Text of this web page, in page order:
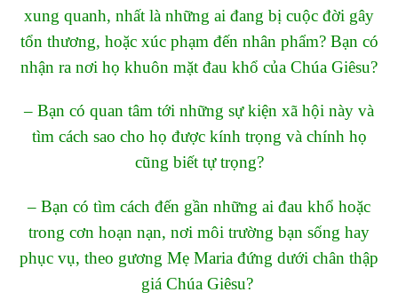
xung quanh, nhất là những ai đang bị cuộc đời gây
tổn thương, hoặc xúc phạm đến nhân phẩm? Bạn có
nhận ra nơi họ khuôn mặt đau khổ của Chúa Giêsu?
– Bạn có quan tâm tới những sự kiện xã hội này và
tìm cách sao cho họ được kính trọng và chính họ
cũng biết tự trọng?
– Bạn có tìm cách đến gần những ai đau khổ hoặc
trong cơn hoạn nạn, nơi môi trường bạn sống hay
phục vụ, theo gương Mẹ Maria đứng dưới chân thập
giá Chúa Giêsu?